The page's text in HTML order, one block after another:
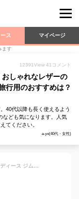
ス マイページ
ます
12391View 41 コメント
しゃれなレザーの
行用のおすすめは？
40代以降も長く使えるよう
なども気になります。人気
てください。
a-yo(40代・女性)
ボストンバッグ メンズ ダッフルバッグ レディース ジムバッグ リュック スポーツバッグ 旅行バッグ メンズヴィンテージオイルワックス革トラベルダッフルバッグ15" ラップトップショルダーバッグウィークエンダーオーバーナイトスポーツ荷物ハンドバッグ 2way スポーツ 出張 旅行鞄 ゴルフバッグ 出張、帰省 旅行 アウトドア用 泊まり 修学にも適用